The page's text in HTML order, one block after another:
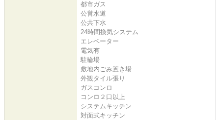
都市ガス
公営水道
公共下水
24時間換気システム
エレベーター
電気有
駐輪場
敷地内ごみ置き場
外観タイル張り
ガスコンロ
コンロ２口以上
システムキッチン
対面式キッチン